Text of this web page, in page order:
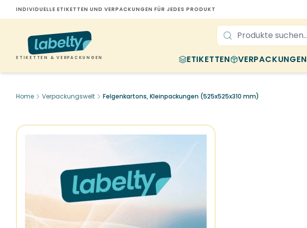
INDIVIDUELLE ETIKETTEN UND VERPACKUNGEN FÜR JEDES PRODUKT
ETIKETTEN & VERPACKUNGEN ETIKETTEN VERPACKUNGEN
Home Verpackungswelt Felgenkartons, Kleinpackungen (525x525x310 mm)